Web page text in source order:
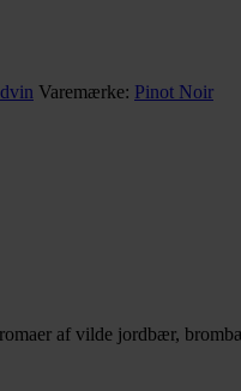
Varemærke: Pinot Noir
af vilde jordbær,